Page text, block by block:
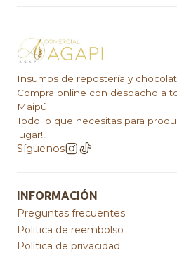
Insumos de repostería y
Compra online con despacho a
Maipú
Todo lo que necesitas para
lugar!!
Síguenos
INFORMACIÓN
Preguntas frecuentes
Politica de reembolso
Política de privacidad